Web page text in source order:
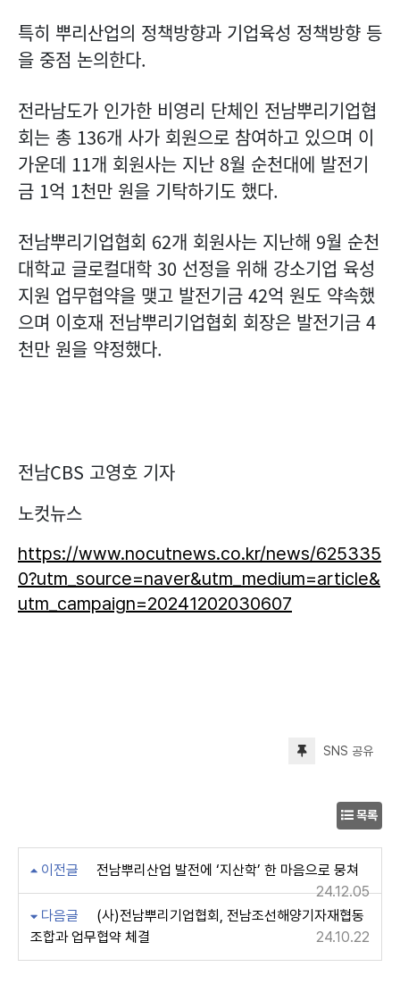
특히 뿌리산업의 정책방향과 기업육성 정책방향 등
을 중점 논의한다.
전라남도가 인가한 비영리 단체인 전남뿌리기업협
회는 총 136개 사가 회원으로 참여하고 있으며 이
가운데 11개 회원사는 지난 8월 순천대에 발전기
금 1억 1천만 원을 기탁하기도 했다.
전남뿌리기업협회 62개 회원사는 지난해 9월 순천
대학교 글로컬대학 30 선정을 위해 강소기업 육성
지원 업무협약을 맺고 발전기금 42억 원도 약속했
으며 이호재 전남뿌리기업협회 회장은 발전기금 4
천만 원을 약정했다.
전남CBS 고영호 기자
노컷뉴스
https://www.nocutnews.co.kr/news/625335
0?utm_source=naver&utm_medium=article&
utm_campaign=20241202030607
SNS 공유
목록
이전글
전남뿌리산업 발전에 ‘지산학’ 한 마음으로 뭉쳐
24.12.05
다음글
(사)전남뿌리기업협회, 전남조선해양기자재협동
조합과 업무협약 체결
24.10.22